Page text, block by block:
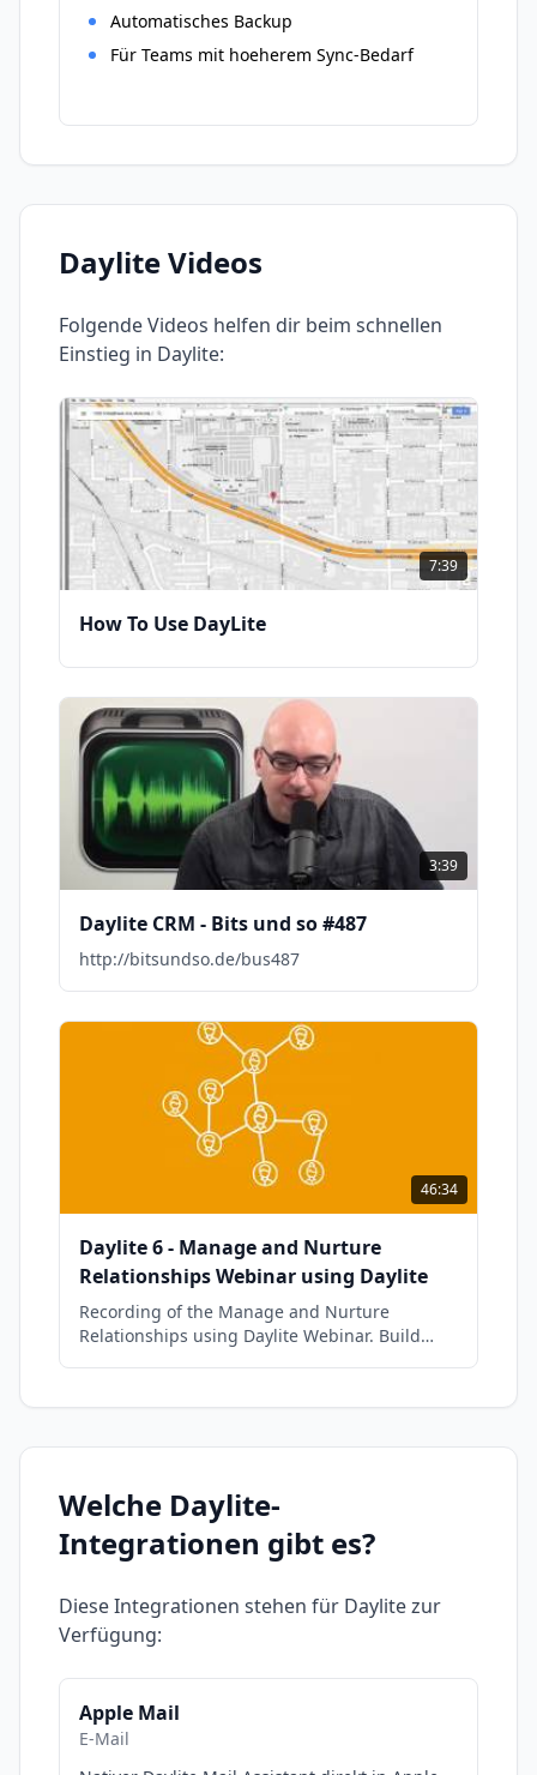
Automatisches Backup
Für Teams mit hoeherem Sync-Bedarf
DayliteVideos
Folgende Videos helfen dir beim schnellen
Einstieg in Daylite:
7:39
How To Use DayLite
3:39
Daylite CRM - Bits und so #487
http://bitsundso.de/bus487
46:34
Daylite 6 - Manage and Nurture
Relationships Webinar using Daylite
Recording of the Manage and Nurture
Relationships using Daylite Webinar. Build
Daylite to keep track of follow ups and
your network. -Keep your word by tracking
reminders -Build a process for driving repeat
Welche Daylite-
Integrationen gibt es?
Diese Integrationen stehen für Daylitezur
Verfügung:
Apple Mail
E-Mail